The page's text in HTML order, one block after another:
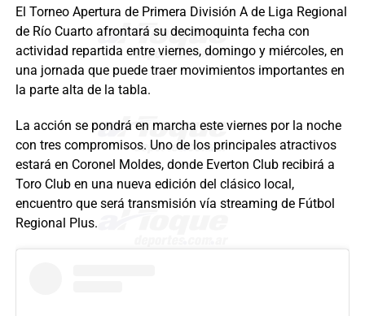
El Torneo Apertura de Primera División A de Liga Regional
de Río Cuarto afrontará su decimoquinta fecha con
actividad repartida entre viernes, domingo y miércoles, en
una jornada que puede traer movimientos importantes en
la parte alta de la tabla.
La acción se pondrá en marcha este viernes por la noche
con tres compromisos. Uno de los principales atractivos
estará en Coronel Moldes, donde Everton Club recibirá a
Toro Club en una nueva edición del clásico local,
encuentro que será transmisión vía streaming de Fútbol
Regional Plus.